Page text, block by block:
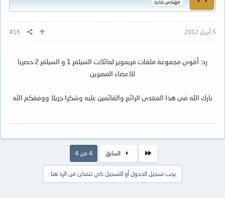
مهندس جديد
5 أبريل 2012 #16
رد: أقوي مجموعة ملفات فريموير لعائلات السيلفر 1 و السيلفر 2 حصريا
للاعضاء المميزين
بارك الله فى هذا المنتدى الرائع والقائمين عليه وشكرا جزيلا ووفقكم الله
السابق 4 من 4
يجب تسجيل الدخول أو التسجيل كي تتمكن من الرد هنا.